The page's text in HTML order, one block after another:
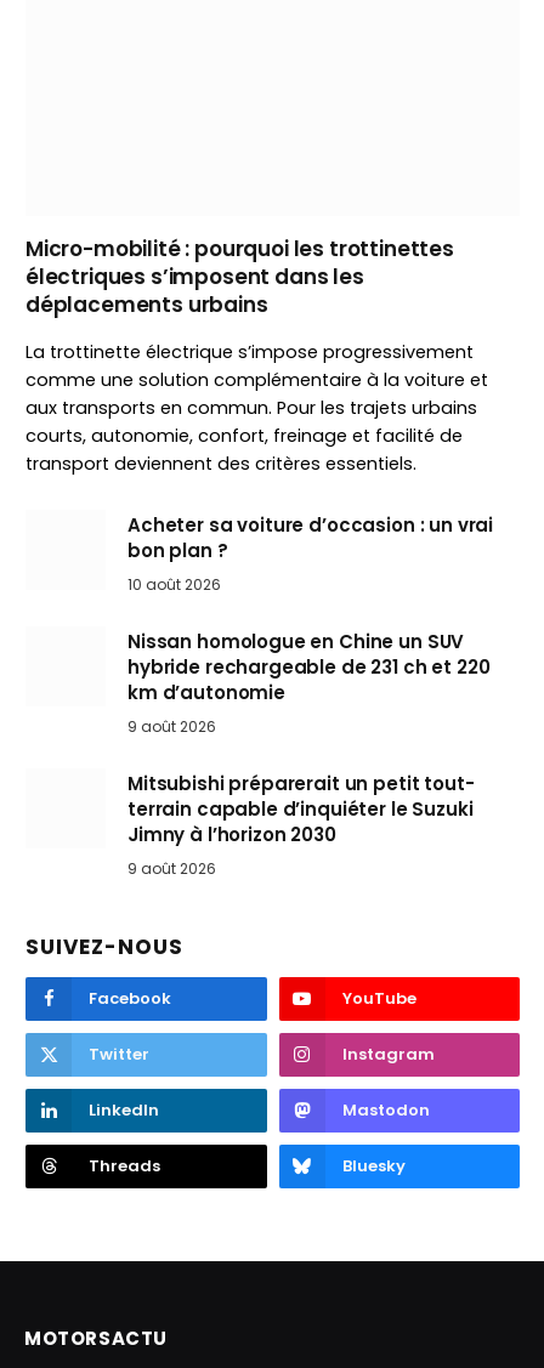
Micro-mobilité : pourquoi les trottinettes
électriques s’imposent dans les
déplacements urbains
La trottinette électrique s’impose progressivement
comme une solution complémentaire à la voiture et
aux transports en commun. Pour les trajets urbains
courts, autonomie, confort, freinage et facilité de
transport deviennent des critères essentiels.
Acheter sa voiture d’occasion : un vrai
bon plan ?
10 août 2026
Nissan homologue en Chine un SUV
hybride rechargeable de 231 ch et 220
km d’autonomie
9 août 2026
Mitsubishi préparerait un petit tout-
terrain capable d’inquiéter le Suzuki
Jimny à l’horizon 2030
9 août 2026
SUIVEZ-NOUS
Facebook YouTube
Twitter Instagram
LinkedIn Mastodon
Threads Bluesky
MOTORSACTU